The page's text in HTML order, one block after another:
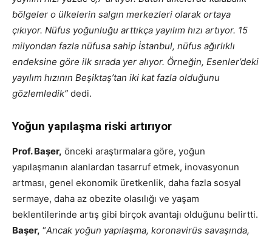
bölgeler o ülkelerin salgın merkezleri olarak ortaya
çıkıyor. Nüfus yoğunluğu arttıkça yayılım hızı artıyor. 15
milyondan fazla nüfusa sahip İstanbul, nüfus ağırlıklı
endeksine göre ilk sırada yer alıyor. Örneğin, Esenler’deki
yayılım hızının Beşiktaş’tan iki kat fazla olduğunu
gözlemledik” dedi.
Yoğun yapılaşma riski artırıyor
Prof. Başer, önceki araştırmalara göre, yoğun
yapılaşmanın alanlardan tasarruf etmek, inovasyonun
artması, genel ekonomik üretkenlik, daha fazla sosyal
sermaye, daha az obezite olasılığı ve yaşam
beklentilerinde artış gibi birçok avantajı olduğunu belirtti.
Başer, “Ancak yoğun yapılaşma, koronavirüs savaşında,